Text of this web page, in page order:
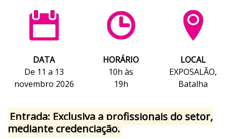
De quarta a sexta, 10h às 19h
DATA
De 11 a 13
novembro 2026
HORÁRIO
10h às
19h
LOCAL
EXPOSALÃO,
Batalha
Entrada: Exclusiva a profissionais do setor,
mediante credenciação.